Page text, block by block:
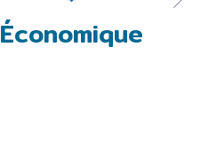
Économique